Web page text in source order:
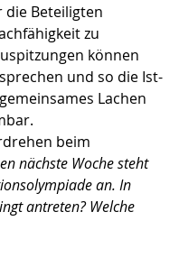
die Beteiligten
zu
können
und so die Ist-
Lachen
beim
nächste Woche steht
an. In
antreten? Welche